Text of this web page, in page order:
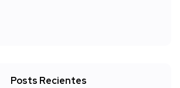
Posts Recientes